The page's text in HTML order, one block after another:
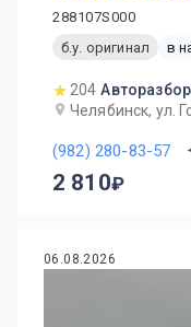
288107S000
б.у. оригинал
в
204
Челябинск, ул.
(982) 280-83-57
2 810
06.08.2026